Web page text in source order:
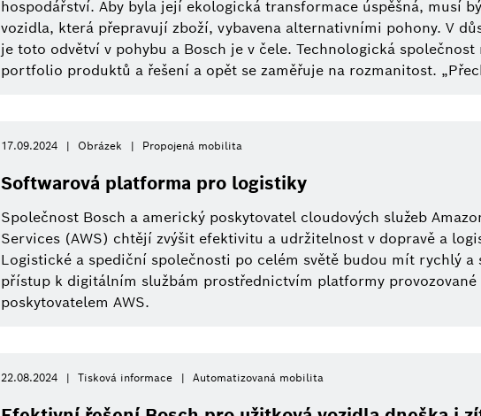
hospodářství. Aby byla její ekologická transformace úspěšná, musí
vozidla, která přepravují zboží, vybavena alternativními pohony. V
je toto odvětví v pohybu a Bosch je v čele. Technologická společnost
portfolio produktů a řešení a opět se zaměřuje na rozmanitost.
17.09.2024 Obrázek Propojená mobilita
Softwarová platforma pro logistiky
Společnost Bosch a americký poskytovatel cloudových služeb
Services (AWS) chtějí zvýšit efektivitu a udržitelnost v dopravě a
Logistické a spediční společnosti po celém světě budou mít rychlý a
přístup k digitálním službám prostřednictvím platformy provozované
poskytovatelem AWS.
22.08.2024 Tisková informace Automatizovaná mobilita